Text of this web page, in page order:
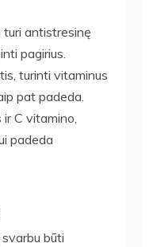
turi antistresinę
pagirius.
turinti vitaminus
pat padeda.
C vitamino,
padeda
būti